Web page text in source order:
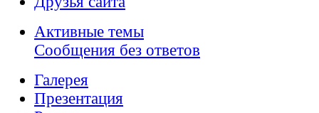
Активные темы
Сообщения без ответов
Галерея
Презентация